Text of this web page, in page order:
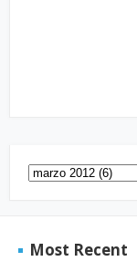
Most Recent